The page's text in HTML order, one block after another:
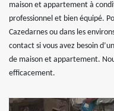
maison et appartement à
professionnel et bien équipé.
Cazedarnes ou dans les
contact si vous avez besoin
de maison et appartement.
efficacement.